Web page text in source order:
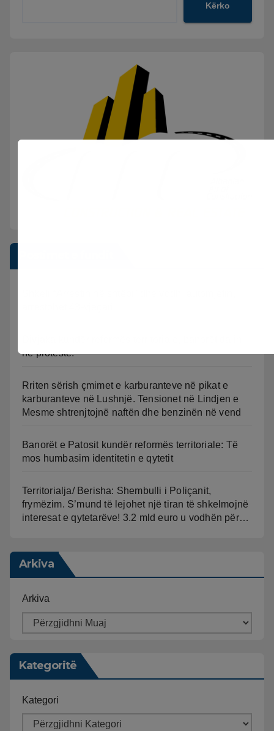
Kërko
në protestë.
Rriten sërish çmimet e karburanteve në pikat e
karburanteve në Lushnjë. Tensionet në Lindjen e
Mesme shtrenjtojnë naftën dhe benzinën në vend
Banorët e Patosit kundër reformës territoriale: Të
mos humbasim identitetin e qytetit
Territorialja/ Berisha: Shembulli i Poliçanit,
frymëzim. S’mund të lejohet një tiran të shkelmojnë
interesat e qytetarëve! 3.2 mld euro u vodhën për…
Arkiva
Arkiva
Kategoritë
Kategori